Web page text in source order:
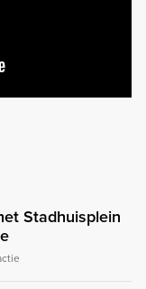
Stadhuisplein